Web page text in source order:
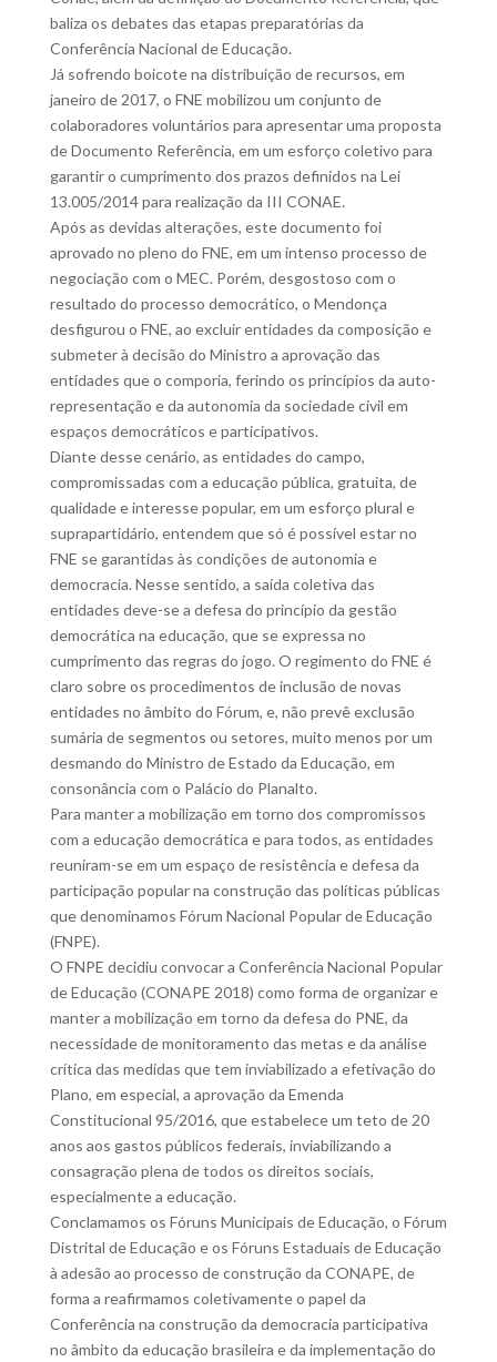
baliza os debates das etapas preparatórias da
Conferência Nacional de Educação.
Já sofrendo boicote na distribuição de recursos, em
janeiro de 2017, o FNE mobilizou um conjunto de
colaboradores voluntários para apresentar uma proposta
de Documento Referência, em um esforço coletivo para
garantir o cumprimento dos prazos definidos na Lei
13.005/2014 para realização da III CONAE.
Após as devidas alterações, este documento foi
aprovado no pleno do FNE, em um intenso processo de
negociação com o MEC. Porém, desgostoso com o
resultado do processo democrático, o Mendonça
desfigurou o FNE, ao excluir entidades da composição e
submeter à decisão do Ministro a aprovação das
entidades que o comporia, ferindo os princípios da auto-
representação e da autonomia da sociedade civil em
espaços democráticos e participativos.
Diante desse cenário, as entidades do campo,
compromissadas com a educação pública, gratuita, de
qualidade e interesse popular, em um esforço plural e
suprapartidário, entendem que só é possível estar no
FNE se garantidas às condições de autonomia e
democracia. Nesse sentido, a saída coletiva das
entidades deve-se a defesa do princípio da gestão
democrática na educação, que se expressa no
cumprimento das regras do jogo. O regimento do FNE é
claro sobre os procedimentos de inclusão de novas
entidades no âmbito do Fórum, e, não prevê exclusão
sumária de segmentos ou setores, muito menos por um
desmando do Ministro de Estado da Educação, em
consonância com o Palácio do Planalto.
Para manter a mobilização em torno dos compromissos
com a educação democrática e para todos, as entidades
reuniram-se em um espaço de resistência e defesa da
participação popular na construção das políticas públicas
que denominamos Fórum Nacional Popular de Educação
(FNPE).
O FNPE decidiu convocar a Conferência Nacional Popular
de Educação (CONAPE 2018) como forma de organizar e
manter a mobilização em torno da defesa do PNE, da
necessidade de monitoramento das metas e da análise
crítica das medidas que tem inviabilizado a efetivação do
Plano, em especial, a aprovação da Emenda
Constitucional 95/2016, que estabelece um teto de 20
anos aos gastos públicos federais, inviabilizando a
consagração plena de todos os direitos sociais,
especialmente a educação.
Conclamamos os Fóruns Municipais de Educação, o Fórum
Distrital de Educação e os Fóruns Estaduais de Educação
à adesão ao processo de construção da CONAPE, de
forma a reafirmamos coletivamente o papel da
Conferência na construção da democracia participativa
no âmbito da educação brasileira e da implementação do